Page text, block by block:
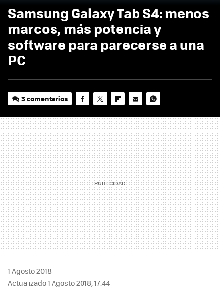
Samsung Galaxy Tab S4: menos
marcos, más potencia y
software para parecerse a una
PC
3 comentarios
MAIL
1 Agosto 2018
Actualizado 1 Agosto 2018, 17:44